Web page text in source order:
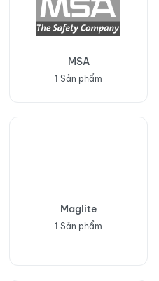
MSA
1 Sản phẩm
Maglite
1 Sản phẩm